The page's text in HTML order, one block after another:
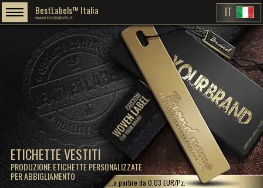
ETICHETTE VESTITI
PRODUZIONE ETICHETTE PERSONALIZZATE
PER ABBIGLIAMENTO
BestLabels™ Italia
www.bestlabels.it IT
...a partire da 0,03 EUR/Pz.